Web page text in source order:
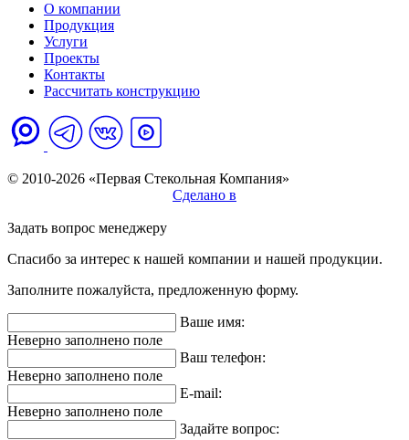
О компании
Продукция
Услуги
Проекты
Контакты
Рассчитать конструкцию
© 2010-2026 «Первая Стекольная Компания»
Сделано в
Задать вопрос менеджеру
Спасибо за интерес к нашей компании и нашей продукции.
Заполните пожалуйста, предложенную форму.
Ваше имя:
Неверно заполнено поле
Ваш телефон:
Неверно заполнено поле
E-mail:
Неверно заполнено поле
Задайте вопрос: